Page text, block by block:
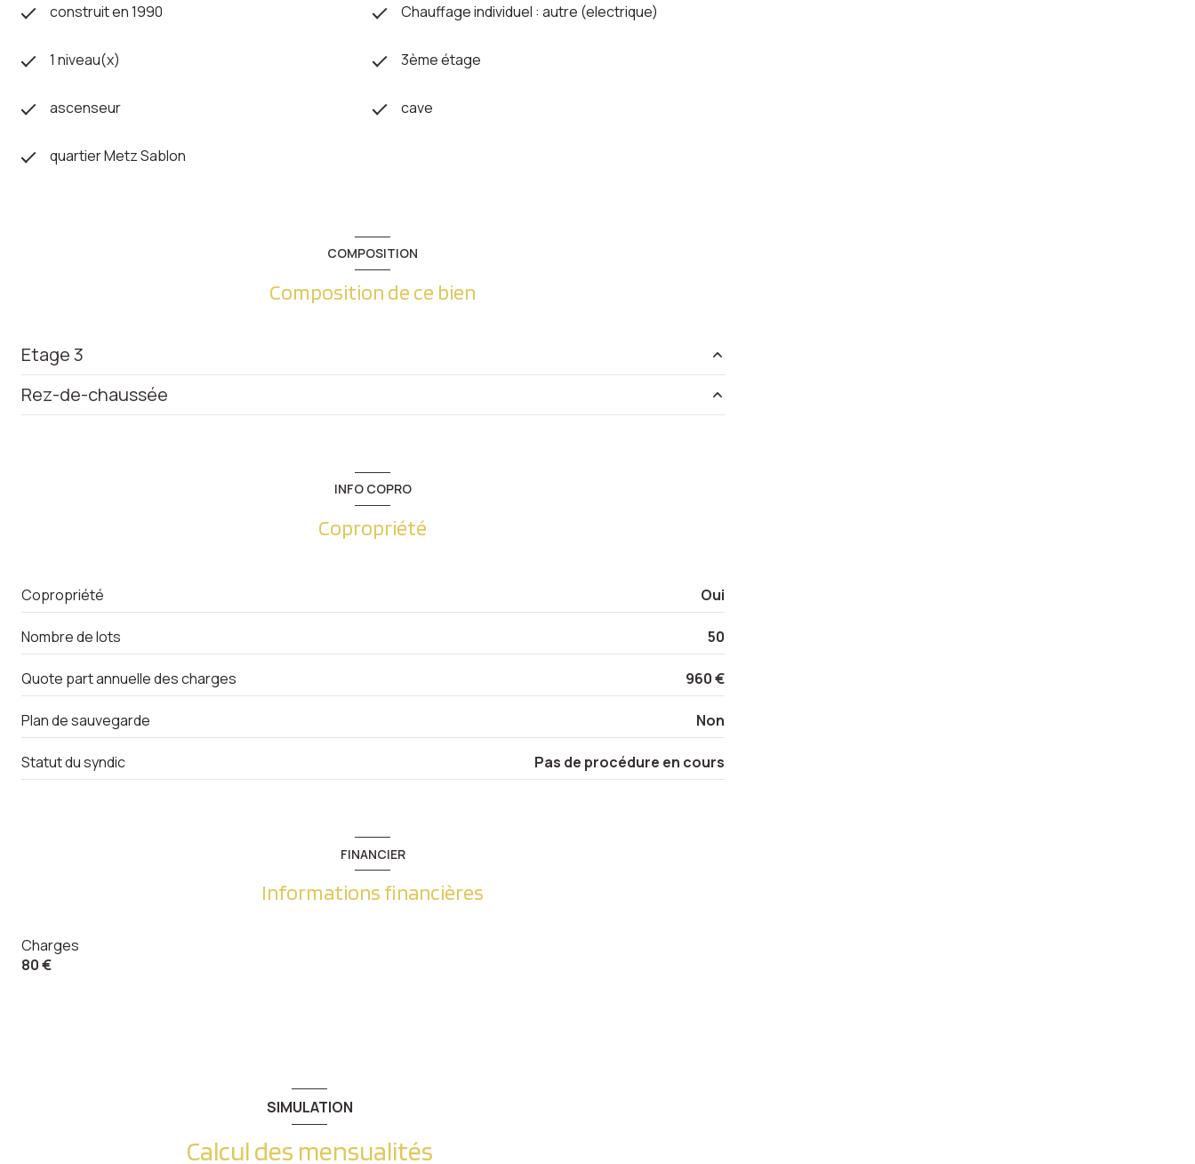
construit en 1990 Chauffage individuel : autre (electrique)
1 niveau(x) 3ème étage
ascenseur cave
quartier Metz Sablon
COMPOSITION
Composition de ce bien
Etage 3
pièce à vivre
Rez-de-chaussée
INFO COPRO
Copropriété
Copropriété Oui
Nombre de lots 50
Quote part annuelle des charges 960 €
Plan de sauvegarde Non
Statut du syndic Pas de procédure en cours
FINANCIER
Informations financières
Charges
80 €
SIMULATION
Calcul des mensualités